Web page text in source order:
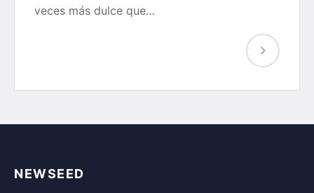
veces más dulce que…
NEWSEED